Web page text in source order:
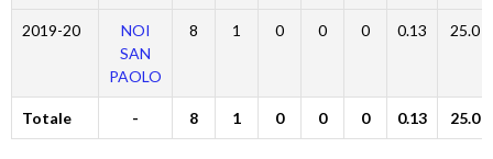
2019-20
NOI
SAN
PAOLO
8 1 0 0 0 0.13 25.0
Totale - 8 1 0 0 0 0.13 25.0